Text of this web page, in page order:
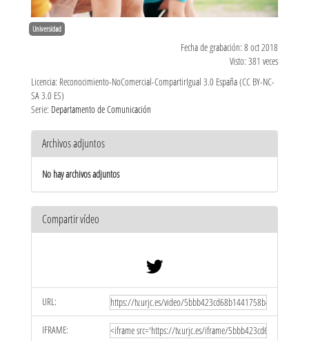
Universidad
Fecha de grabación: 8 oct 2018
Visto: 381 veces
Licencia: Reconocimiento-NoComercial-CompartirIgual 3.0 España (CC BY-NC-
SA 3.0 ES)
Serie: Departamento de Comunicación
Archivos adjuntos
No hay archivos adjuntos
Compartir vídeo
URL:
IFRAME: